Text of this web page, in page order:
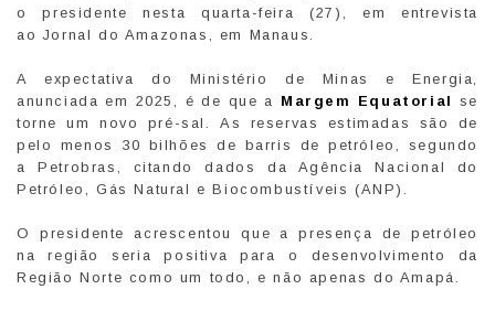
o presidente nesta quarta-feira (27), em entrevista
ao Jornal do Amazonas, em Manaus.
A expectativa do Ministério de Minas e Energia,
anunciada em 2025, é de que a Margem Equatorial se
torne um novo pré-sal. As reservas estimadas são de
pelo menos 30 bilhões de barris de petróleo, segundo
a Petrobras, citando dados da Agência Nacional do
Petróleo, Gás Natural e Biocombustíveis (ANP).
O presidente acrescentou que a presença de petróleo
na região seria positiva para o desenvolvimento da
Região Norte como um todo, e não apenas do Amapá.